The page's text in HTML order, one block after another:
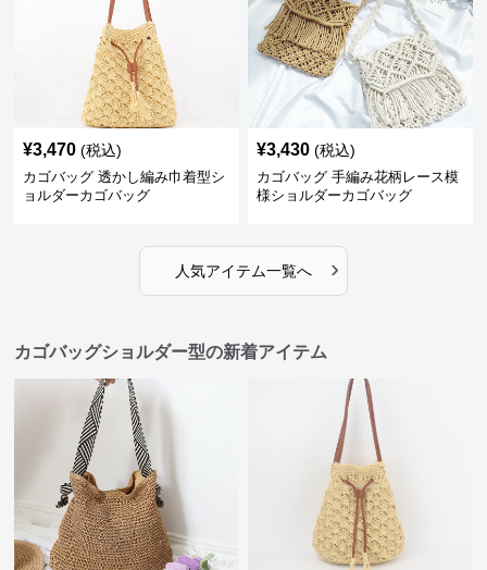
¥3,470 (税込)
カゴバッグ 透かし編み巾着型シ
ョルダーカゴバッグ
¥3,430 (税込)
カゴバッグ 手編み花柄レース模
様ショルダーカゴバッグ
人気アイテム一覧へ ›
カゴバッグショルダー型の新着アイテム